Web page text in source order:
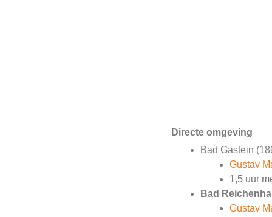
Directe omgeving
Bad Gastein
Gustav
1,5 uur
Bad
Gustav